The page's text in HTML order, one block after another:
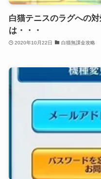
白猫テニスのラグへの
は・・・
2020年10月22日 白猫無課金攻略